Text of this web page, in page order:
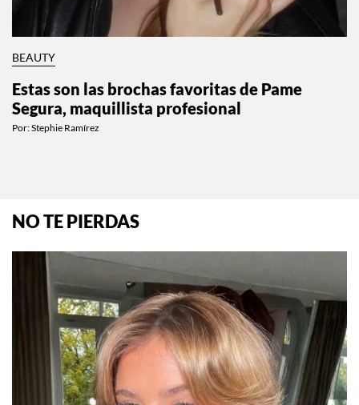
BEAUTY
Estas son las brochas favoritas de Pame
Segura, maquillista profesional
Por:Stephie Ramírez
NO TE PIERDAS